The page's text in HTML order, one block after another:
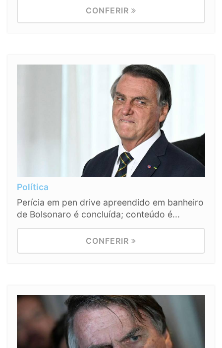
CONFERIR
Política
Perícia em pen drive apreendido em banheiro
de Bolsonaro é concluída; conteúdo é...
CONFERIR